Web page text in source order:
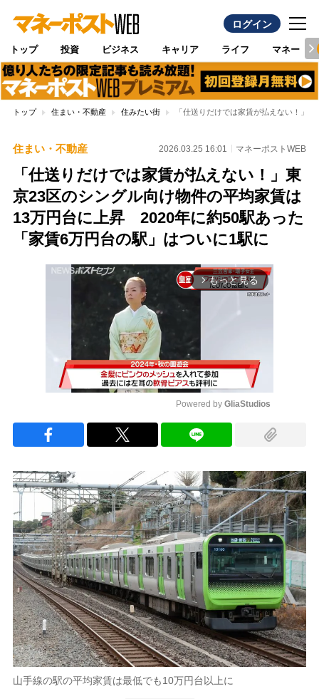
ログイン
トップ 投資 ビジネス キャリア ライフ マネー
トップ 住まい・不動産 住みたい街 「仕送りだけでは家賃が払えない！」
住まい・不動産 2026.03.25 16:01 マネーポストWEB
「仕送りだけでは家賃が払えない！」東
京23区のシングル向け物件の平均家賃は
13万円台に上昇 2020年に約50駅あった
「家賃6万円台の駅」はついに1駅に
arrow_forward_ios もっと見る
Powered by GliaStudios
山手線の駅の平均家賃は最低でも10万円台以上に